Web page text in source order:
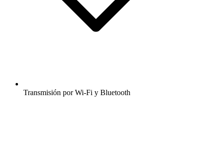
Transmisión por Wi-Fi y Bluetooth